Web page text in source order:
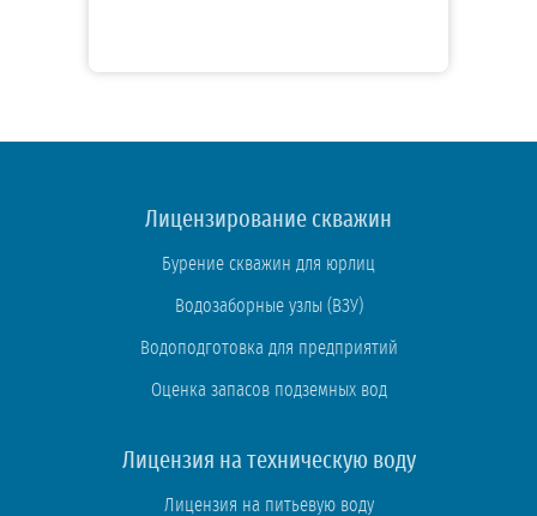
Лицензирование скважин
Бурение скважин для юрлиц
Водозаборные узлы (ВЗУ)
Водоподготовка для предприятий
Оценка запасов подземных вод
Лицензия на техническую воду
Лицензия на питьевую воду